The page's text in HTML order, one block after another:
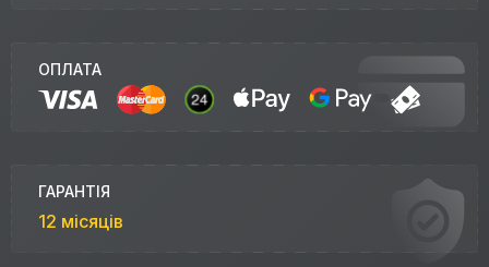
ОПЛАТА
ГАРАНТІЯ
12 місяців